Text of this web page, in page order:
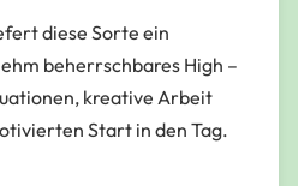
diese Sorte ein
beherrschbares High –
kreative Arbeit
Start in den Tag.